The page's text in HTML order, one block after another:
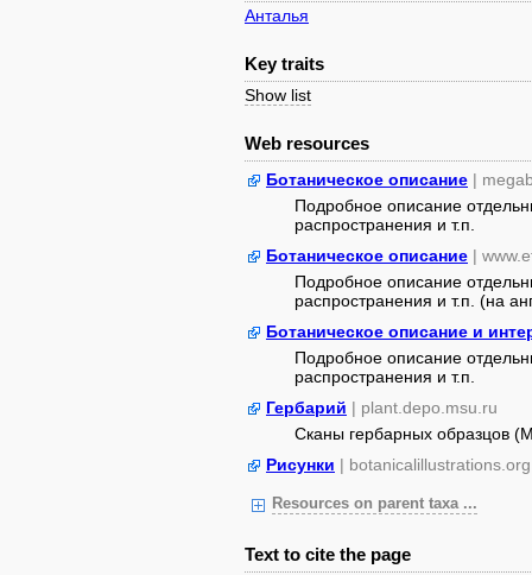
Анталья
Key traits
Show list
Web resources
Ботаническое описание |
Подробное описание
распространения и т.п.
Ботаническое описание |
Подробное описание
распространения и т.п. (на
Ботаническое описание и
Подробное описание
распространения и т.п.
Гербарий | plant.depo.msu.ru
Сканы гербарных образцов
Рисунки | botanicalillustrations.org
Resources on parent taxa ...
Text to cite the page